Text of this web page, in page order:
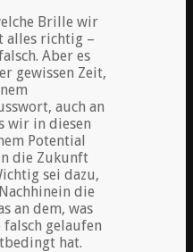
Brille wir
alles richtig –
Aber es
gewissen Zeit,
auch an
wir in diesen
Potential
die Zukunft
sei dazu,
die
an dem, was
gelaufen
hat.